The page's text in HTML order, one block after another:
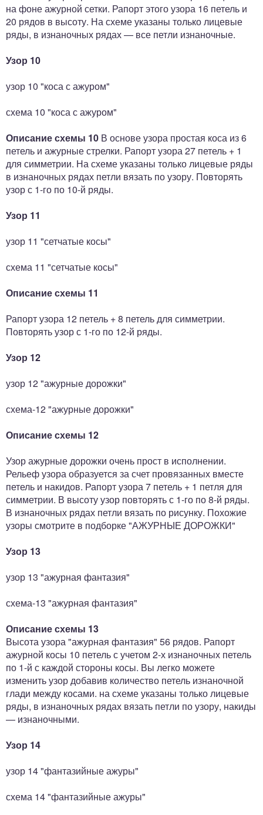
на фоне ажурной сетки. Рапорт этого узора 16 петель и
20 рядов в высоту. На схеме указаны только лицевые
ряды, в изнаночных рядах — все петли изнаночные.
Узор 10
узор 10 "коса с ажуром"
схема 10 "коса с ажуром"
Описание схемы 10 В основе узора простая коса из 6
петель и ажурные стрелки. Рапорт узора 27 петель + 1
для симметрии. На схеме указаны только лицевые ряды
в изнаночных рядах петли вязать по узору. Повторять
узор с 1-го по 10-й ряды.
Узор 11
узор 11 "сетчатые косы"
схема 11 "сетчатые косы"
Описание схемы 11
Рапорт узора 12 петель + 8 петель для симметрии.
Повторять узор с 1-го по 12-й ряды.
Узор 12
узор 12 "ажурные дорожки"
схема-12 "ажурные дорожки"
Описание схемы 12
Узор ажурные дорожки очень прост в исполнении.
Рельеф узора образуется за счет провязанных вместе
петель и накидов. Рапорт узора 7 петель + 1 петля для
симметрии. В высоту узор повторять с 1-го по 8-й ряды.
В изнаночных рядах петли вязать по рисунку. Похожие
узоры смотрите в подборке "АЖУРНЫЕ ДОРОЖКИ"
Узор 13
узор 13 "ажурная фантазия"
схема-13 "ажурная фантазия"
Описание схемы 13
Высота узора "ажурная фантазия" 56 рядов. Рапорт
ажурной косы 10 петель с учетом 2-х изнаночных петель
по 1-й с каждой стороны косы. Вы легко можете
изменить узор добавив количество петель изнаночной
глади между косами. на схеме указаны только лицевые
ряды, в изнаночных рядах вязать петли по узору, накиды
— изнаночными.
Узор 14
узор 14 "фантазийные ажуры"
схема 14 "фантазийные ажуры"